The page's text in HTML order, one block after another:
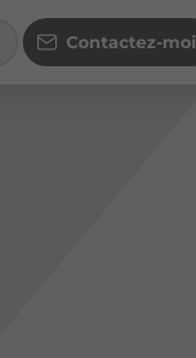
Contactez-moi